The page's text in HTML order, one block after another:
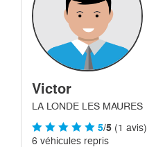
Victor
LA LONDE LES MAURES
5/5 (1 avis)
6 véhicules repris